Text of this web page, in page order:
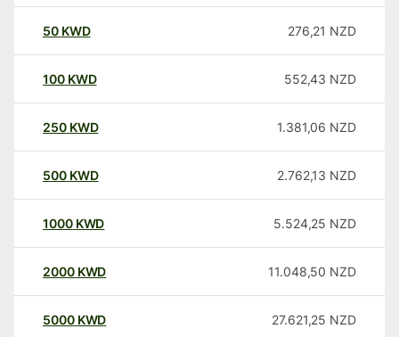
50 KWD 276,21 NZD
100 KWD 552,43 NZD
250 KWD 1.381,06 NZD
500 KWD 2.762,13 NZD
1000 KWD 5.524,25 NZD
2000 KWD 11.048,50 NZD
5000 KWD 27.621,25 NZD